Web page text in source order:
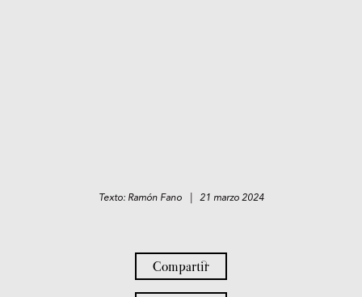
Texto: Ramón Fano | 21 marzo 2024
Compartir